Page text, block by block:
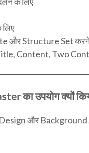
और Structure Set
Content, Two
का उपयोग क्यों
और